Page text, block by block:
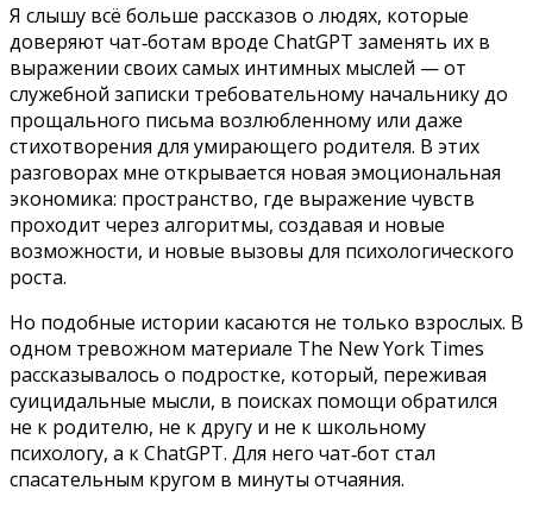
Я слышу всё больше рассказов о людях, которые
доверяют чат‑ботам вроде ChatGPT заменять их в
выражении своих самых интимных мыслей — от
служебной записки требовательному начальнику до
прощального письма возлюбленному или даже
стихотворения для умирающего родителя. В этих
разговорах мне открывается новая эмоциональная
экономика: пространство, где выражение чувств
проходит через алгоритмы, создавая и новые
возможности, и новые вызовы для психологического
роста.
Но подобные истории касаются не только взрослых. В
одном тревожном материале The New York Times
рассказывалось о подростке, который, переживая
суицидальные мысли, в поисках помощи обратился
не к родителю, не к другу и не к школьному
психологу, а к ChatGPT. Для него чат‑бот стал
спасательным кругом в минуты отчаяния.